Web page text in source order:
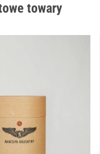
towary